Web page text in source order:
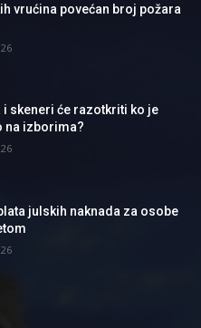
vrućina povećan broj požara
i skeneri će razotkriti ko je
na izborima?
julskih naknada za osobe